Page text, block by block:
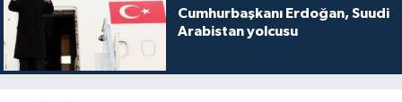
Cumhurbaşkanı Erdoğan, Suudi
Arabistan yolcusu